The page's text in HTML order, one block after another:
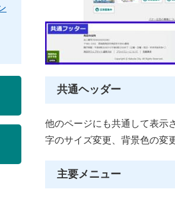
共通ヘッダー
他のページにも共通して表示
字のサイズ変更、背景色の変
主要メニュー